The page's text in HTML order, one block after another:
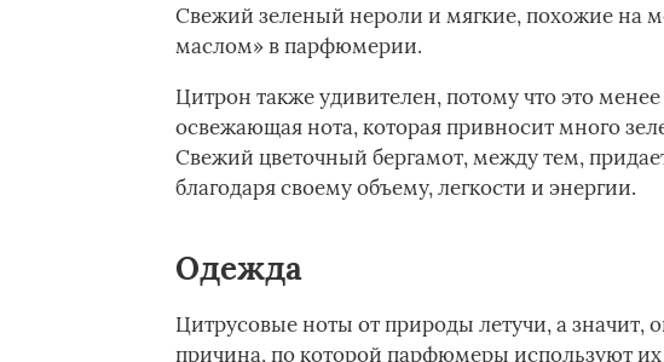
Свежий зеленый нероли и мягкие, похожие на
маслом» в парфюмерии.
Цитрон также удивителен, потому что это
освежающая нота, которая привносит много
Свежий цветочный бергамот, между тем,
благодаря своему объему, легкости и энергии.
Одежда
Цитрусовые ноты от природы летучи, а значит,
причина, по которой парфюмеры используют их